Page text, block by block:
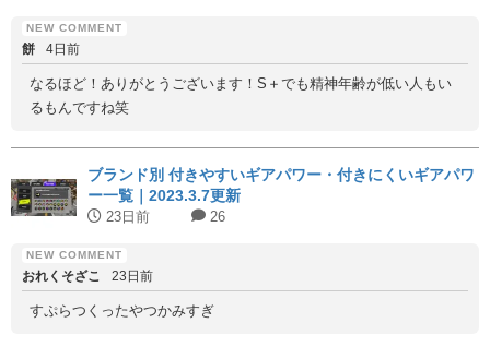
餅 4日前
なるほど！ありがとうございます！S＋でも精神年齢が低い人もい
るもんですね笑
ブランド別 付きやすいギアパワー・付きにくいギアパワ
ー一覧｜2023.3.7更新
23日前 26
おれくそざこ 23日前
すぷらつくったやつかみすぎ